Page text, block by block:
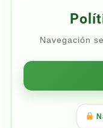
Navegación